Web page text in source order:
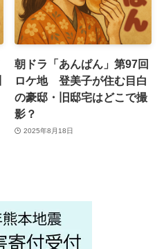
朝ドラ「あんぱん」第97回
ロケ地 登美子が住む目白
の豪邸・旧邸宅はどこで撮
影？
2025年8月18日